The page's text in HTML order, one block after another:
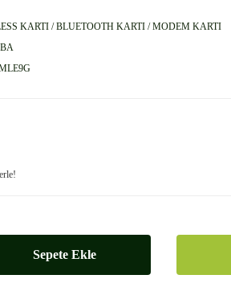
KARTI / BLUETOOTH KARTI / MODEM KARTI
Sepete Ekle